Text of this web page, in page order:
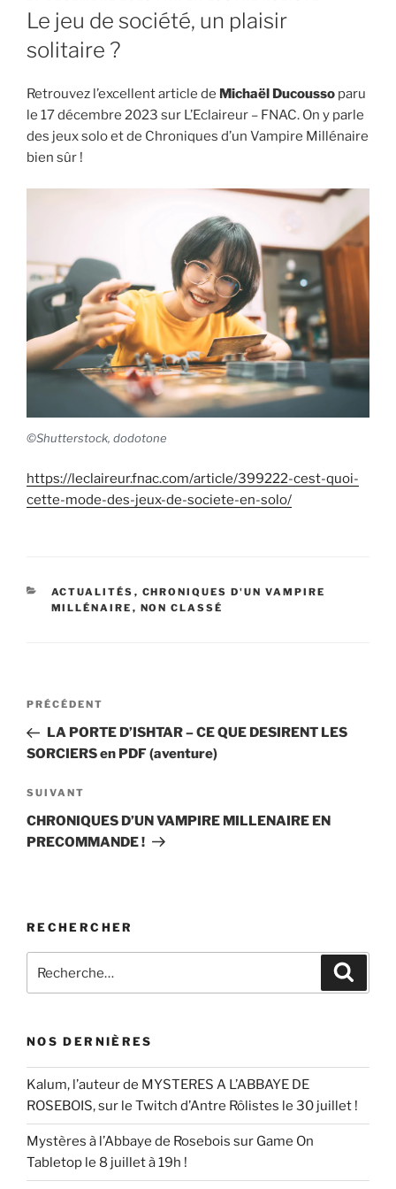
LE
Le jeu de société, un plaisir
solitaire ?
Retrouvez l’excellent article de Michaël Ducousso paru
le 17 décembre 2023 sur L’Eclaireur – FNAC. On y parle
des jeux solo et de Chroniques d’un Vampire Millénaire
bien sûr !
©Shutterstock, dodotone
https://leclaireur.fnac.com/article/399222-cest-quoi-
cette-mode-des-jeux-de-societe-en-solo/
CATÉGORIES
ACTUALITÉS , CHRONIQUES D'UN VAMPIRE
MILLÉNAIRE , NON CLASSÉ
Navigation
l’article
Article
précédent
PRÉCÉDENT
LA PORTE D’ISHTAR – CE QUE DESIRENT LES
SORCIERS en PDF (aventure)
Article
suivant
SUIVANT
CHRONIQUES D’UN VAMPIRE MILLENAIRE EN
PRECOMMANDE !
RECHERCHER
pour
NOS DERNIÈRES
Kalum, l’auteur de MYSTERES A L’ABBAYE DE
ROSEBOIS, sur le Twitch d’Antre Rôlistes le 30 juillet !
Mystères à l’Abbaye de Rosebois sur Game On
Tabletop le 8 juillet à 19h !